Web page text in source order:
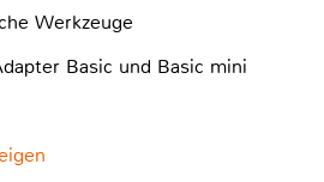
Werkzeuge
Basic und Basic mini